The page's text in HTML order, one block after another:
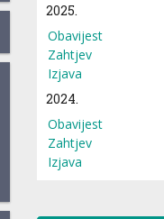
2025.
Obavijest
Zahtjev
Izjava
2024.
Obavijest
Zahtjev
Izjava